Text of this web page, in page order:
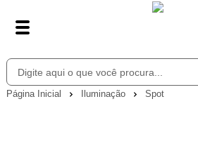
Página Inicial Iluminação Spot